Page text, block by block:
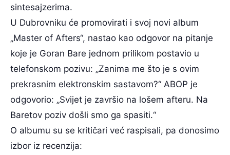
sintesajzerima.
U Dubrovniku će promovirati i svoj novi album
„Master of Afters“, nastao kao odgovor na pitanje
koje je Goran Bare jednom prilikom postavio u
telefonskom pozivu: „Zanima me što je s ovim
prekrasnim elektronskim sastavom?“ ABOP je
odgovorio: „Svijet je završio na lošem afteru. Na
Baretov poziv došli smo ga spasiti.“
O albumu su se kritičari već raspisali, pa donosimo
izbor iz recenzija: